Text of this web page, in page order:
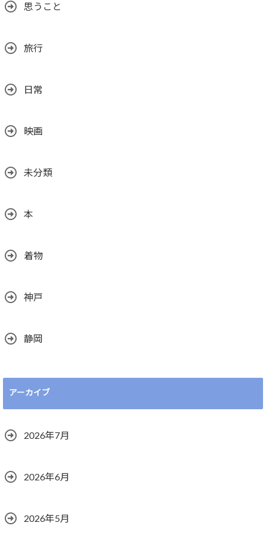
思うこと
旅行
日常
映画
未分類
本
着物
神戸
静岡
アーカイブ
2026年7月
2026年6月
2026年5月